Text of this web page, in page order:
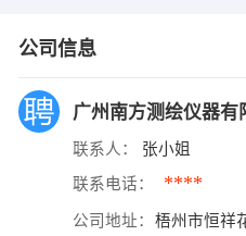
公司信息
广州南方测绘仪器有
联系人： 张小姐
联系电话： ****
公司地址： 梧州市恒祥